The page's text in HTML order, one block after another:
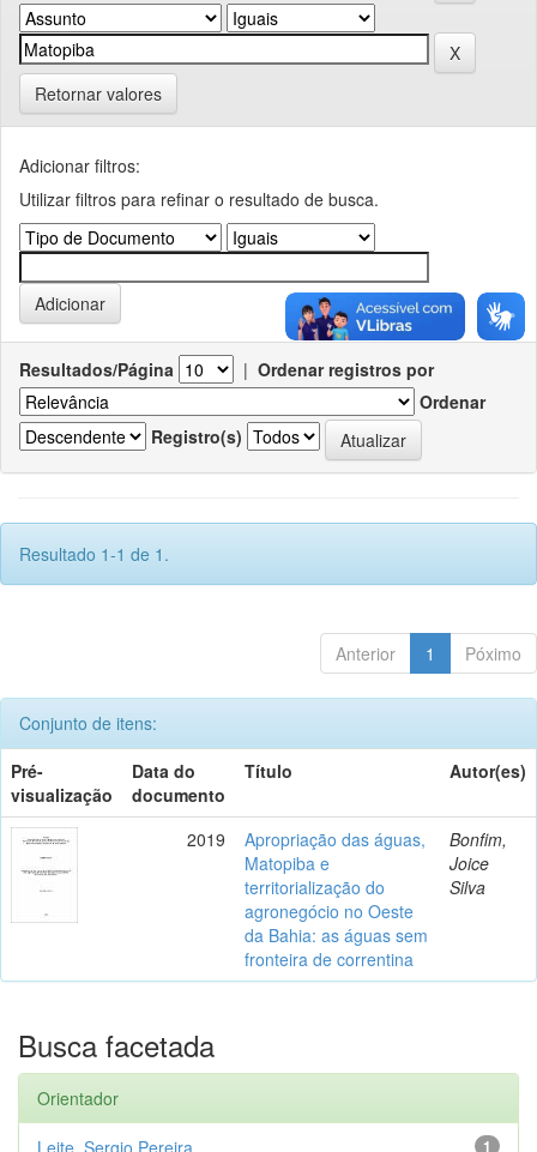
Retornar valores
Adicionar filtros:
Utilizar filtros para refinar o resultado de busca.
Resultados/Página | Ordenar registros por
Ordenar
Registro(s)
Resultado 1-1 de 1.
Anterior 1 Póximo
Conjunto de itens:
Pré-
visualização
Data do
documento
Título Autor(es)
2019
Apropriação das águas,
Matopiba e
territorialização do
agronegócio no Oeste
da Bahia: as águas sem
fronteira de correntina
Bonfim,
Joice
Silva
Busca facetada
Orientador
1
Leite, Sergio Pereira